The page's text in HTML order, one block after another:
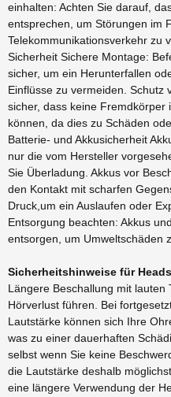
einhalten: Achten Sie darauf,
entsprechen, um Störungen im
Telekommunikationsverkehr zu
Sicherheit Sichere Montage:
sicher, um ein Herunterfallen
Einflüsse zu vermeiden. Schutz
sicher, dass keine
können, da dies zu Schäden
Batterie- und Akkusicherheit
nur die vom Hersteller
Sie Überladung. Akkus vor
den Kontakt mit scharfen
Druck,um ein Auslaufen oder
Entsorgung beachten: Akkus
entsorgen, um Umweltschäden
Sicherheitshinweise für
Längere Beschallung mit
Hörverlust führen. Bei
Lautstärke können sich Ihre
was zu einer dauerhaften
selbst wenn Sie keine
die Lautstärke deshalb
eine längere Verwendung der